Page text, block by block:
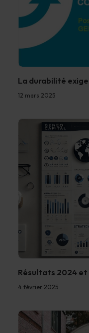
La durabilité
12 mars 2025
Résultats 2024
4 février 2025